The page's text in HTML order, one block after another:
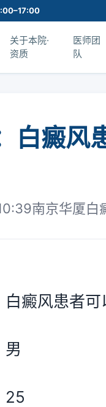
关于本院·
资质
医师团
队
白癜风
南京华厦白
风患者可